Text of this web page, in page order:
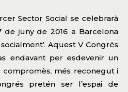
Sector Social se celebrarà
de juny de 2016 a Barcelona
Aquest V Congrés
endavant per esdevenir un
compromès, més reconegut i
pretén ser l’espai de